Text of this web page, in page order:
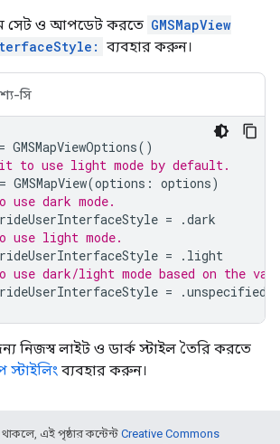
সেট ও আপডেট করতে GMSMapView
ব্যবহার করুন।
সি
= GMSMapViewOptions()
to use light mode by default.
= GMSMapView(options : options)
use dark mode.
= .dark
use light mode.
= . light
use dark/light mode based on the
= .unspecified
নিজস্ব লাইট ও ডার্ক স্টাইল তৈরি করতে
স্টাইলিং ব্যবহার করুন।
এই পৃষ্ঠার কন্টেন্ট Creative Commons